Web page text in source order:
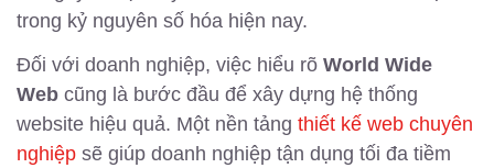
trong kỷ nguyên số hóa hiện nay.
Đối với doanh nghiệp, việc hiểu rõ World Wide
Web cũng là bước đầu để xây dựng hệ thống
website hiệu quả. Một nền tảng thiết kế web chuyên
nghiệp sẽ giúp doanh nghiệp tận dụng tối đa tiềm